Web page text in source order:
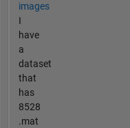
images
I
have
a
dataset
that
has
8528
.mat